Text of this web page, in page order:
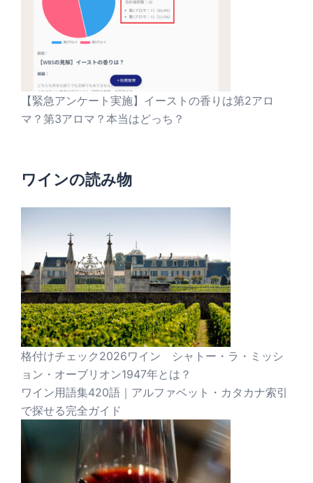
【緊急アンケート実施】イーストの香りは第2アロ
マ？第3アロマ？本当はどっち？
ワインの読み物
格付けチェック2026ワイン シャトー・ラ・ミッシ
ョン・オーブリオン1947年とは？
ワイン用語集420語｜アルファベット・カタカナ索引
で探せる完全ガイド